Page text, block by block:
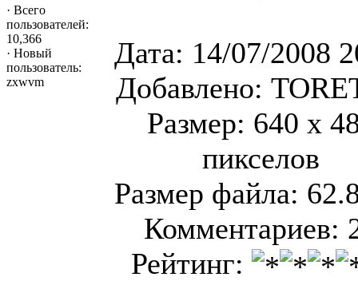
· Всего
пользователей:
10,366
· Новый
пользователь:
zxwvm
Дата: 14/07/2008
Добавлено:
Размер: 640 x
пикселов
Размер файла:
Комментариев:
Рейтинг: